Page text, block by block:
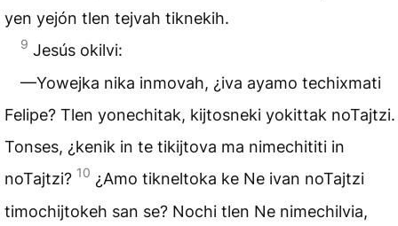
yen yejón tlen tejvah tiknekih.
9 Jesús okilvi:
—Yowejka nika inmovah, ¿iva ayamo techixmati
Felipe? Tlen yonechitak, kijtosneki yokittak noTajtzi.
Tonses, ¿kenik in te tikijtova ma nimechititi in
noTajtzi? 10 ¿Amo tikneltoka ke Ne ivan noTajtzi
timochijtokeh san se? Nochi tlen Ne nimechilvia,